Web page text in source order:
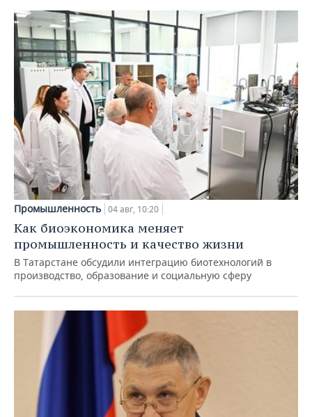
Промышленность 04 авг, 10:20
Как биоэкономика меняет
промышленность и качество жизни
В Татарстане обсудили интеграцию биотехнологий в
производство, образование и социальную сферу